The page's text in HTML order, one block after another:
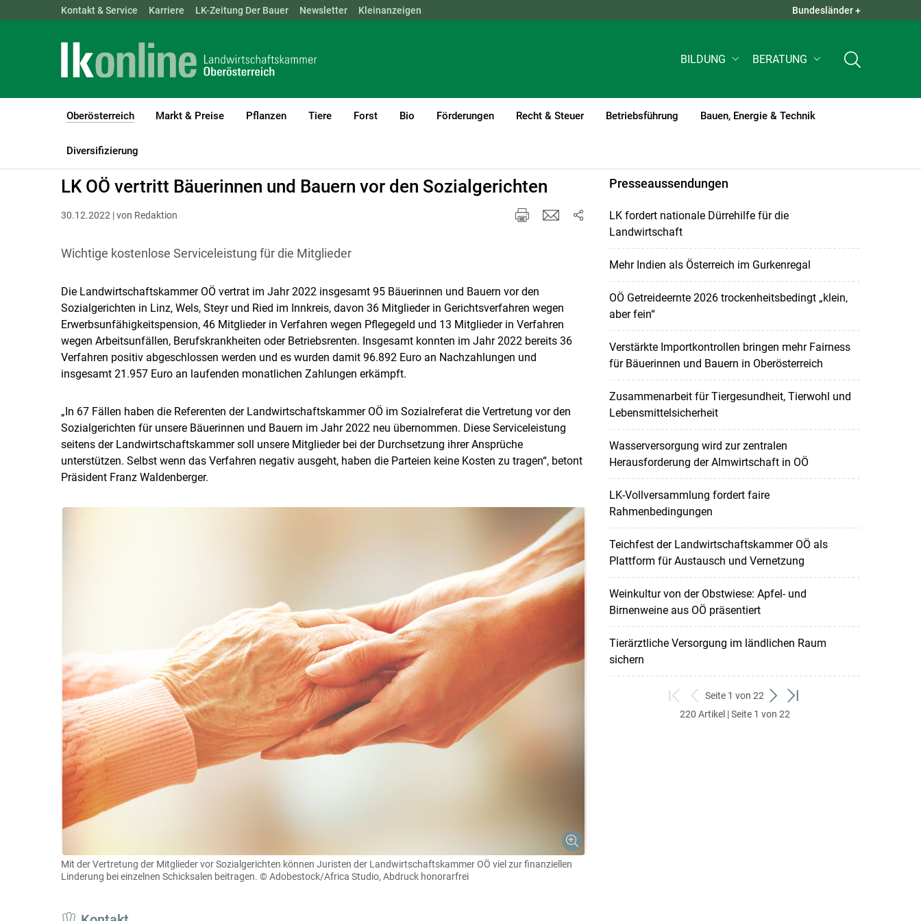
Landwirtschaftskammern: ÖSTERREICH BGLD KTN NÖ OÖ SBG STMK QUICK LINKS +
Kontakt & Service Karriere LK-Zeitung Der Bauer Newsletter Kleinanzeigen Bundesländer +
BILDUNG BERATUNG
Oberösterreich
(current)1
Markt & Preise Pflanzen Tiere Forst Bio Förderungen Recht & Steuer Betriebsführung Bauen, Energie & Technik
Diversifizierung
LK Oberösterreich Oberösterreich
LK OÖ vertritt Bäuerinnen und Bauern vor den Sozialgerichten
30.12.2022 | von Redaktion
Wichtige kostenlose Serviceleistung für die Mitglieder
Die Landwirtschaftskammer OÖ vertrat im Jahr 2022 insgesamt 95 Bäuerinnen und Bauern vor den
Sozialgerichten in Linz, Wels, Steyr und Ried im Innkreis, davon 36 Mitglieder in Gerichtsverfahren wegen
Erwerbsunfähigkeitspension, 46 Mitglieder in Verfahren wegen Pflegegeld und 13 Mitglieder in Verfahren
wegen Arbeitsunfällen, Berufskrankheiten oder Betriebsrenten. Insgesamt konnten im Jahr 2022 bereits 36
Verfahren positiv abgeschlossen werden und es wurden damit 96.892 Euro an Nachzahlungen und
insgesamt 21.957 Euro an laufenden monatlichen Zahlungen erkämpft.
„In 67 Fällen haben die Referenten der Landwirtschaftskammer OÖ im Sozialreferat die Vertretung vor den
Sozialgerichten für unsere Bäuerinnen und Bauern im Jahr 2022 neu übernommen. Diese Serviceleistung
seitens der Landwirtschaftskammer soll unsere Mitglieder bei der Durchsetzung ihrer Ansprüche
unterstützen. Selbst wenn das Verfahren negativ ausgeht, haben die Parteien keine Kosten zu tragen“, betont
Präsident Franz Waldenberger.
Mit der Vertretung der Mitglieder vor Sozialgerichten können Juristen der Landwirtschaftskammer OÖ viel zur finanziellen
Linderung bei einzelnen Schicksalen beitragen. © Adobestock/Africa Studio, Abdruck honorarfrei
Presseaussendungen
LK fordert nationale Dürrehilfe für die
Landwirtschaft
Mehr Indien als Österreich im Gurkenregal
OÖ Getreideernte 2026 trockenheitsbedingt „klein,
aber fein“
Verstärkte Importkontrollen bringen mehr Fairness
für Bäuerinnen und Bauern in Oberösterreich
Zusammenarbeit für Tiergesundheit, Tierwohl und
Lebensmittelsicherheit
Wasserversorgung wird zur zentralen
Herausforderung der Almwirtschaft in OÖ
LK-Vollversammlung fordert faire
Rahmenbedingungen
Teichfest der Landwirtschaftskammer OÖ als
Plattform für Austausch und Vernetzung
Weinkultur von der Obstwiese: Apfel- und
Birnenweine aus OÖ präsentiert
Tierärztliche Versorgung im ländlichen Raum
sichern
zum
ersten
zurück
zum
Seite 1 von 22
weiter
zum
zum
220 Artikel | Seite 1 von 22